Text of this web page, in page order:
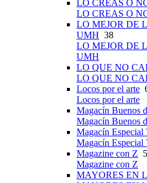
LO CREAS O
LO CREAS O
LO MEJOR DE
UMH 38
LO MEJOR DE
UMH
LO QUE NO
LO QUE NO
Locos por el arte
Locos por el arte
Magacín Buenos
Magacín Buenos
Magacín
Magacín
Magazine con Z
Magazine con Z
MAYORES EN